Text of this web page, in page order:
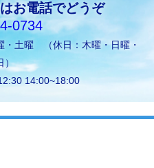
お電話でどうぞ
0734
・土曜 （休日：木曜・日曜・
）
14:00~18:00